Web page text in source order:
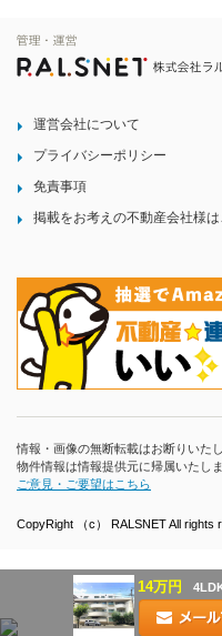
運営会社について
プライバシーポリシー
免責事項
掲載をお考えの不動産会社様は
情報・画像の無断転載はお断りいたし
物件情報は情報提供元に帰属いたしま
ご意見・ご要望はこちら
CopyRight （c） RALSNET All rights
14万円